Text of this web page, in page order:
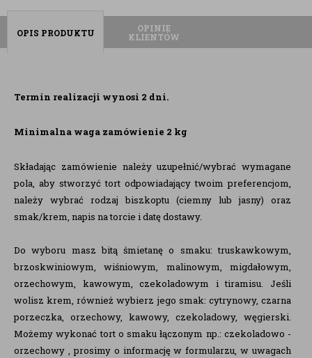
OPIS PRODUKTU
OPINIE
KLIENTÓW
Termin realizacji wynosi 2 dni.
Minimalna waga zamówienie 2 kg
Składając zamówienie należy uzupełnić/wybrać wymagane
pola, aby stworzyć tort odpowiadający twoim preferencjom,
należy wybrać rodzaj biszkoptu (ciemny lub jasny) oraz
smak/krem, napis na torcie i datę dostawy.
Do wyboru masz bitą śmietanę o smaku: truskawkowym,
brzoskwiniowym, wiśniowym, malinowym, migdałowym,
orzechowym, kawowym, czekoladowym i tiramisu. Jeśli
wolisz krem, również wybierz jego smak: cytrynowy, czarna
porzeczka, orzechowy, kawowy, czekoladowy, węgierski.
Możemy wykonać tort o smaku łączonym np.: czekoladowo -
orzechowy , prosimy o informację w formularzu, w uwagach